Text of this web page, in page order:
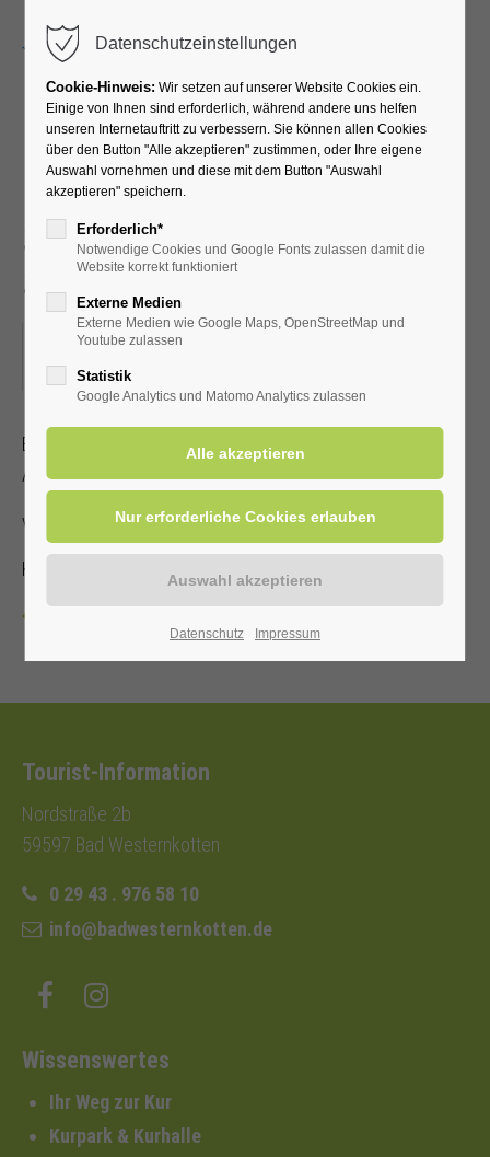
Fit ins Beste Alter -
Leichte Gymnastik für
Senioren im Sitzen und
Stehen
22.08.2023, 10:00–11:00
ORT: KURHALLE
Bleiben Sie beweglich und fit - auch im fortgeschrittenen
Alter
von und mit Annette Hoberg-Trockel
Kostenbeitrag mit Kur-/ Einwohnerkarte 2,00€ (ohne 3,00€)
Tourist-Information
Nordstraße 2b
59597 Bad Westernkotten
0 29 43 . 976 58 10
info@badwesternkotten.de
Wissenswertes
Ihr Weg zur Kur
Kurpark & Kurhalle
Datenschutzeinstellungen
Cookie-Hinweis: Wir setzen auf unserer Website Cookies ein.
Einige von Ihnen sind erforderlich, während andere uns helfen
unseren Internetauftritt zu verbessern. Sie können allen Cookies
über den Button "Alle akzeptieren" zustimmen, oder Ihre eigene
Auswahl vornehmen und diese mit dem Button "Auswahl
akzeptieren" speichern.
Erforderlich*
Notwendige Cookies und Google Fonts zulassen damit die
Website korrekt funktioniert
Externe Medien
Externe Medien wie Google Maps, OpenStreetMap und
Youtube zulassen
Statistik
Google Analytics und Matomo Analytics zulassen
Datenschutz Impressum